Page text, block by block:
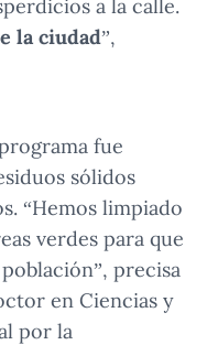
a la calle.
la ciudad”,
fue
sólidos
“Hemos limpiado
verdes para que
precisa
en Ciencias y
por la